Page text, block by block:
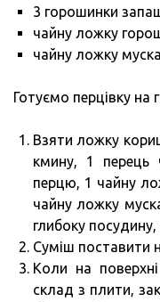
3 горошинки
чайну ложку
чайну ложку
Готуємо перцівку на
Взяти ложку
кмину, 1 перець
перцю, 1 чайну
чайну ложку
глибоку посудину,
Суміш поставити
Коли на
склад з плити,